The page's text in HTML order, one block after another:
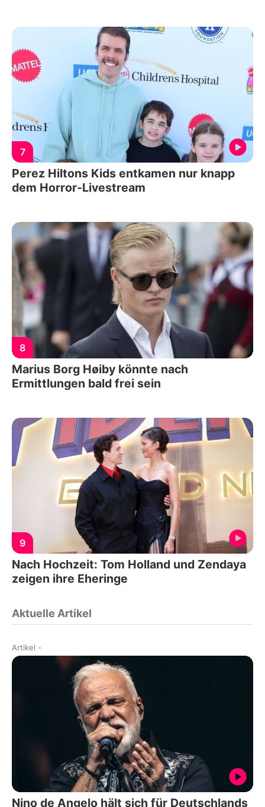
7
Perez Hiltons Kids entkamen nur knapp
dem Horror-Livestream
8
Marius Borg Høiby könnte nach
Ermittlungen bald frei sein
9
Nach Hochzeit: Tom Holland und Zendaya
zeigen ihre Eheringe
Aktuelle Artikel
Artikel -
Nino de Angelo hält sich für Deutschlands